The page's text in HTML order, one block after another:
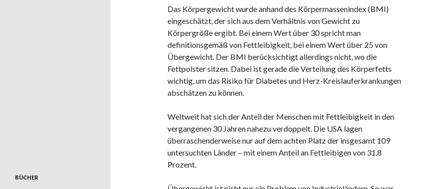
Das Körpergewicht wurde anhand des Körpermassenindex (BMI)
eingeschätzt, der sich aus dem Verhältnis von Gewicht zu
Körpergröße ergibt. Bei einem Wert über 30 spricht man
definitionsgemäß von Fettleibigkeit, bei einem Wert über 25 von
Übergewicht. Der BMI berücksichtigt allerdings nicht, wo die
Fettpolster sitzen. Dabei ist gerade die Verteilung des Körperfetts
wichtig, um das Risiko für Diabetes und Herz-Kreislauferkrankungen
abschätzen zu können.
Weltweit hat sich der Anteil der Menschen mit Fettleibigkeit in den
vergangenen 30 Jahren nahezu verdoppelt. Die USA lagen
überraschenderweise nur auf dem achten Platz der insgesamt 109
untersuchten Länder – mit einem Anteil an Fettleibigen von 31,8
Prozent.
BÜCHER